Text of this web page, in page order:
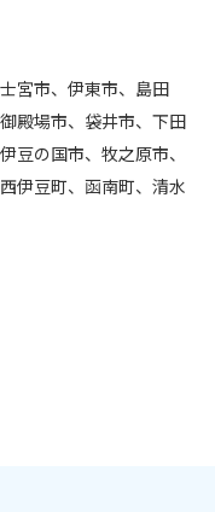
宮市、伊東市、島田
殿場市、袋井市、下田
豆の国市、牧之原市、
伊豆町、函南町、清水